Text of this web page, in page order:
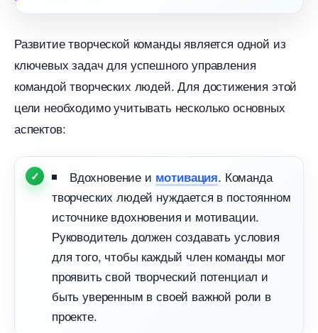
Развитие творческой команды является одной из
ключевых задач для успешного управления
командой творческих людей. Для достижения этой
цели необходимо учитывать несколько основных
аспектов:
дохновение и мотивация. Команда
творческих людей нуждается в постоянном
источнике вдохновения и мотивации.
Руководитель должен создавать условия
для того, чтобы каждый член команды мо
проявить свой творческий потенциал и
ыть уверенным в своей важной роли
проекте.